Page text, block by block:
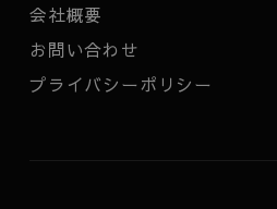
会社概要
お問い合わせ
プライバシーポリシー